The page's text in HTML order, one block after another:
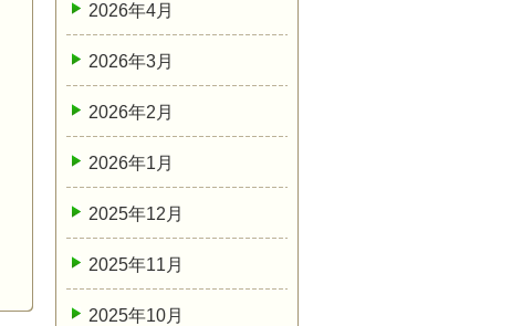
2026年4月
2026年3月
2026年2月
2026年1月
2025年12月
2025年11月
2025年10月